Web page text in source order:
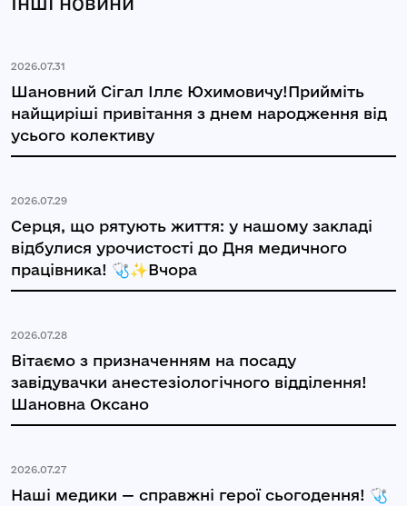
2026.07.31
Шановний Сігал Іллє Юхимовичу!Прийміть
найщиріші привітання з днем народження від
усього колективу
2026.07.29
Серця, що рятують життя: у нашому закладі
відбулися урочистості до Дня медичного
працівника! 🩺✨Вчора
2026.07.28
Вітаємо з призначенням на посаду
завідувачки анестезіологічного відділення!
Шановна Оксано
2026.07.27
Наші медики — справжні герої сьогодення! 🩺